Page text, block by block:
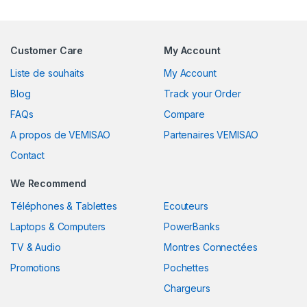
Customer Care
Liste de souhaits
Blog
FAQs
A propos de VEMISAO
Contact
My Account
My Account
Track your Order
Compare
Partenaires VEMISAO
We Recommend
Téléphones & Tablettes
Laptops & Computers
TV & Audio
Promotions
Ecouteurs
PowerBanks
Montres Connectées
Pochettes
Chargeurs